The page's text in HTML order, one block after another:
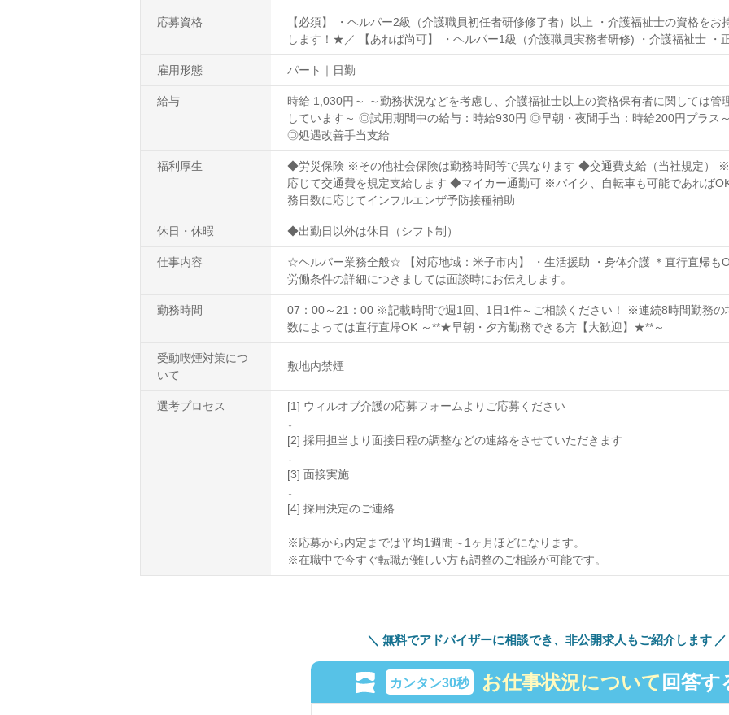
応募資格
【必須】 ・ヘルパー2級（介護職員初任者研修修了者）以上 ・介護福祉士の資格を
します！★／ 【あれば尚可】 ・ヘルパー1級（介護職員実務者研修) ・介護福祉士 ・
雇用形態 パート｜日勤
給与
時給 1,030円～ ～勤務状況などを考慮し、介護福祉士以上の資格保有者に関しては管
しています～ ◎試用期間中の給与：時給930円 ◎早朝・夜間手当：時給200円プラス
◎処遇改善手当支給
福利厚生
◆労災保険 ※その他社会保険は勤務時間等で異なります ◆交通費支給（当社規定）
応じて交通費を規定支給します ◆マイカー通勤可 ※バイク、自転車も可能であれ
務日数に応じてインフルエンザ予防接種補助
休日・休暇 ◆出勤日以外は休日（シフト制）
仕事内容
☆ヘルパー業務全般☆ 【対応地域：米子市内】 ・生活援助 ・身体介護 ＊直行直帰も
労働条件の詳細につきましては面談時にお伝えします。
勤務時間
07：00～21：00 ※記載時間で週1回、1日1件～ご相談ください！ ※連続8時間勤務
数によっては直行直帰OK ～**★早朝・夕方勤務できる方【大歓迎】★**～
受動喫煙対策につ
いて
敷地内禁煙
選考プロセス
[1] ウィルオブ介護の応募フォームよりご応募ください
↓
[2] 採用担当より面接日程の調整などの連絡をさせていただきます
↓
[3] 面接実施
↓
[4] 採用決定のご連絡
※応募から内定までは平均1週間～1ヶ月ほどになります。
※在職中で今すぐ転職が難しい方も調整のご相談が可能です。
無料でアドバイザーに相談でき、 非公開求人もご紹介します
カンタン30秒 お仕事状況について 回答す